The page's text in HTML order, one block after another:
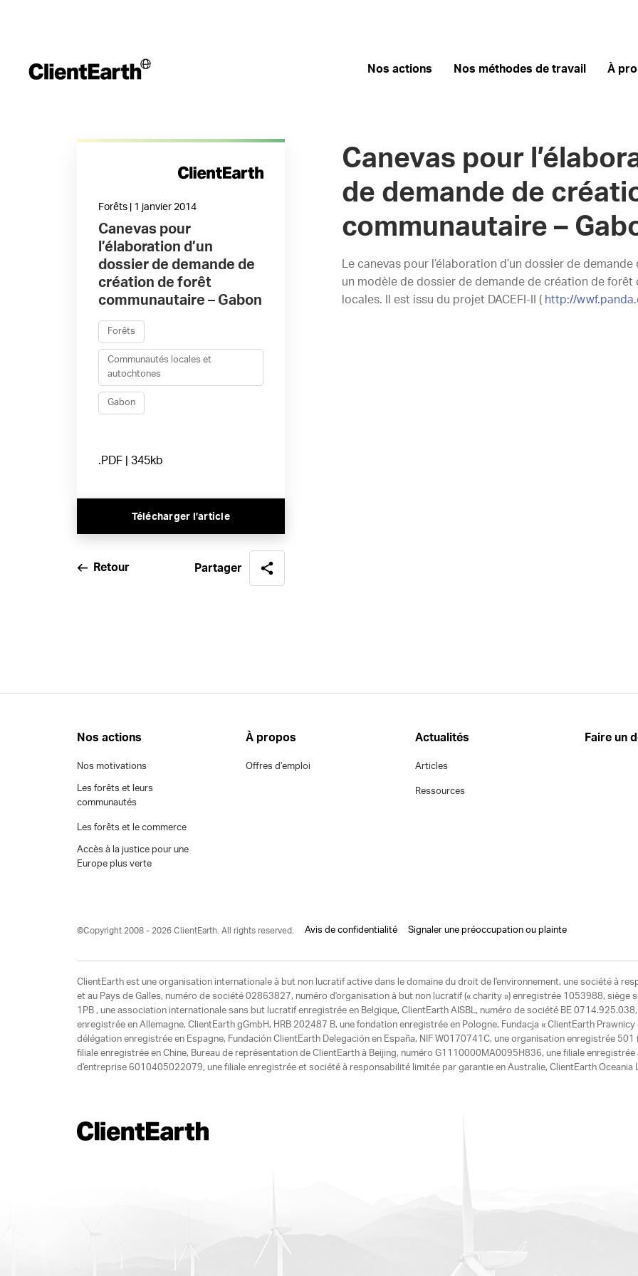
Nos actions Nos méthodes de travail À
Forêts | 1 janvier 2014
Canevas pour
l’élaboration d’un
dossier de demande de
création de forêt
communautaire – Gabon
Forêts
Communautés locales et
autochtones
Gabon
.PDF | 345kb
Télécharger l’article
Retour Partager
Canevas pour
de demande de
communautaire –
Le canevas pour l’élaboration d’un dossier de
un modèle de dossier de demande de création de forêt
locales. Il est issu du projet DACEFI-II ( http://
Nos actions
Nos motivations
Les forêts et leurs
communautés
Les forêts et le commerce
Accès à la justice pour une
Europe plus verte
À propos
Offres d’emploi
Actualités
Articles
Ressources
Faire un
©Copyright 2008 - 2026 ClientEarth. All rights reserved. Avis de confidentialité Signaler une préoccupation ou plainte
ClientEarth est une organisation internationale à but non lucratif active dans le domaine du droit de l'environnement, une société à
et au Pays de Galles, numéro de société 02863827, numéro d'organisation à but non lucratif (« charity ») enregistrée 1053988, siège
1PB , une association internationale sans but lucratif enregistrée en Belgique, ClientEarth AISBL, numéro de société BE
enregistrée en Allemagne, ClientEarth gGmbH, HRB 202487 B, une fondation enregistrée en Pologne, Fundacja « ClientEarth
délégation enregistrée en Espagne, Fundación ClientEarth Delegación en España, NIF W0170741C, une organisation enregistrée
filiale enregistrée en Chine, Bureau de représentation de ClientEarth à Beijing, numéro G1110000MA0095H836, une filiale
d'entreprise 6010405022079, une filiale enregistrée et société à responsabilité limitée par garantie en Australie, ClientEarth